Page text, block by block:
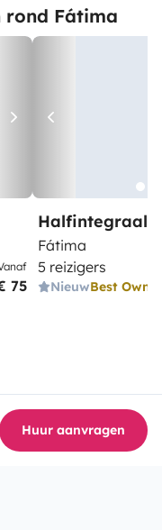
Fátima
75
Halfintegraal
Fátima
5 reizigers
NieuwBest Owner
Huur aanvragen